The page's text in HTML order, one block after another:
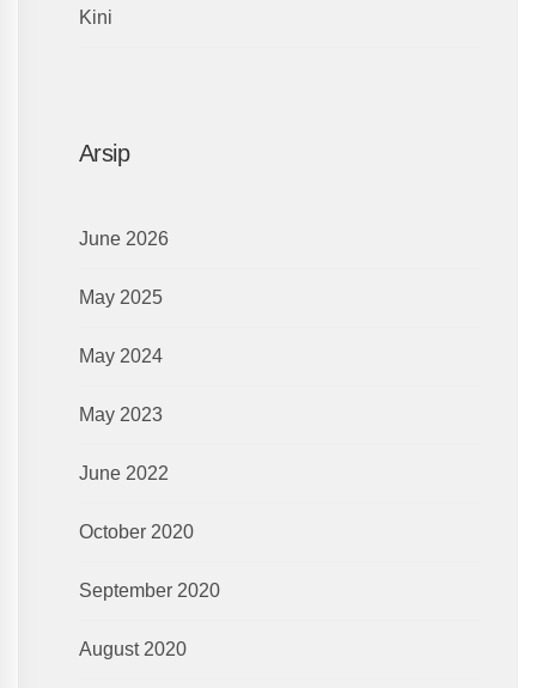
Kini
Arsip
June 2026
May 2025
May 2024
May 2023
June 2022
October 2020
September 2020
August 2020